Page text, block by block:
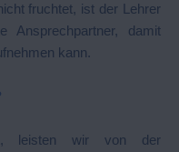
fruchtet, ist der Lehrer
Ansprechpartner, damit
kann.
leisten wir von der